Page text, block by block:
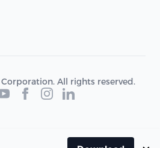
All rights reserved.